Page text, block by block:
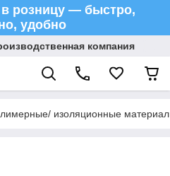
розницу — быстро,
удобно
компания
изоляционные